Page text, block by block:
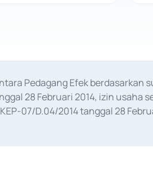
Pedagang Efek
28 Februari 2014, izin
07/D.04/2014 tanggal 28